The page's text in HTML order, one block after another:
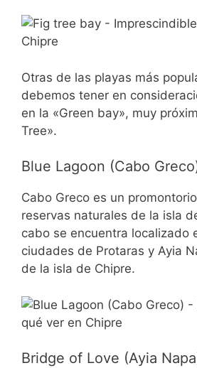
Otras de las playas más
debemos tener en
en la «Green bay», muy
Tree».
Blue Lagoon (Cabo
Cabo Greco es un
reservas naturales de la isla
cabo se encuentra localizado
ciudades de Protaras y Ayia
de la isla de Chipre.
Bridge of Love (Ayia